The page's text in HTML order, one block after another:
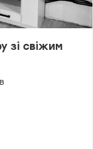
зі свіжим